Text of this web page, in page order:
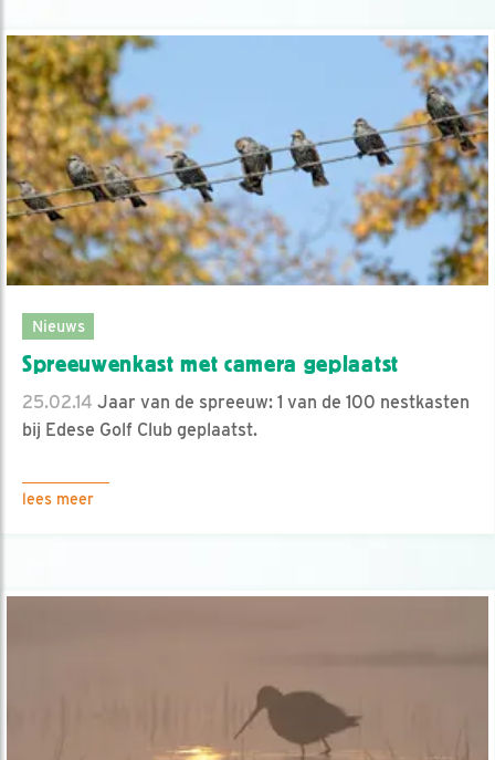
Nieuws
Spreeuwenkast met camera geplaatst
25.02.14 Jaar van de spreeuw: 1 van de 100 nestkasten
bij Edese Golf Club geplaatst.
lees meer